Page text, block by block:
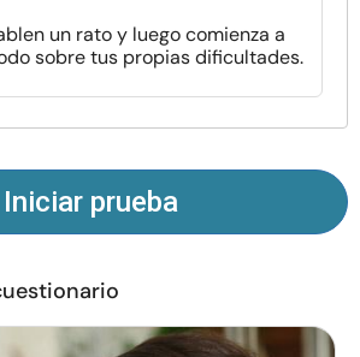
un rato y luego comienza a
sobre tus propias dificultades.
Iniciar prueba